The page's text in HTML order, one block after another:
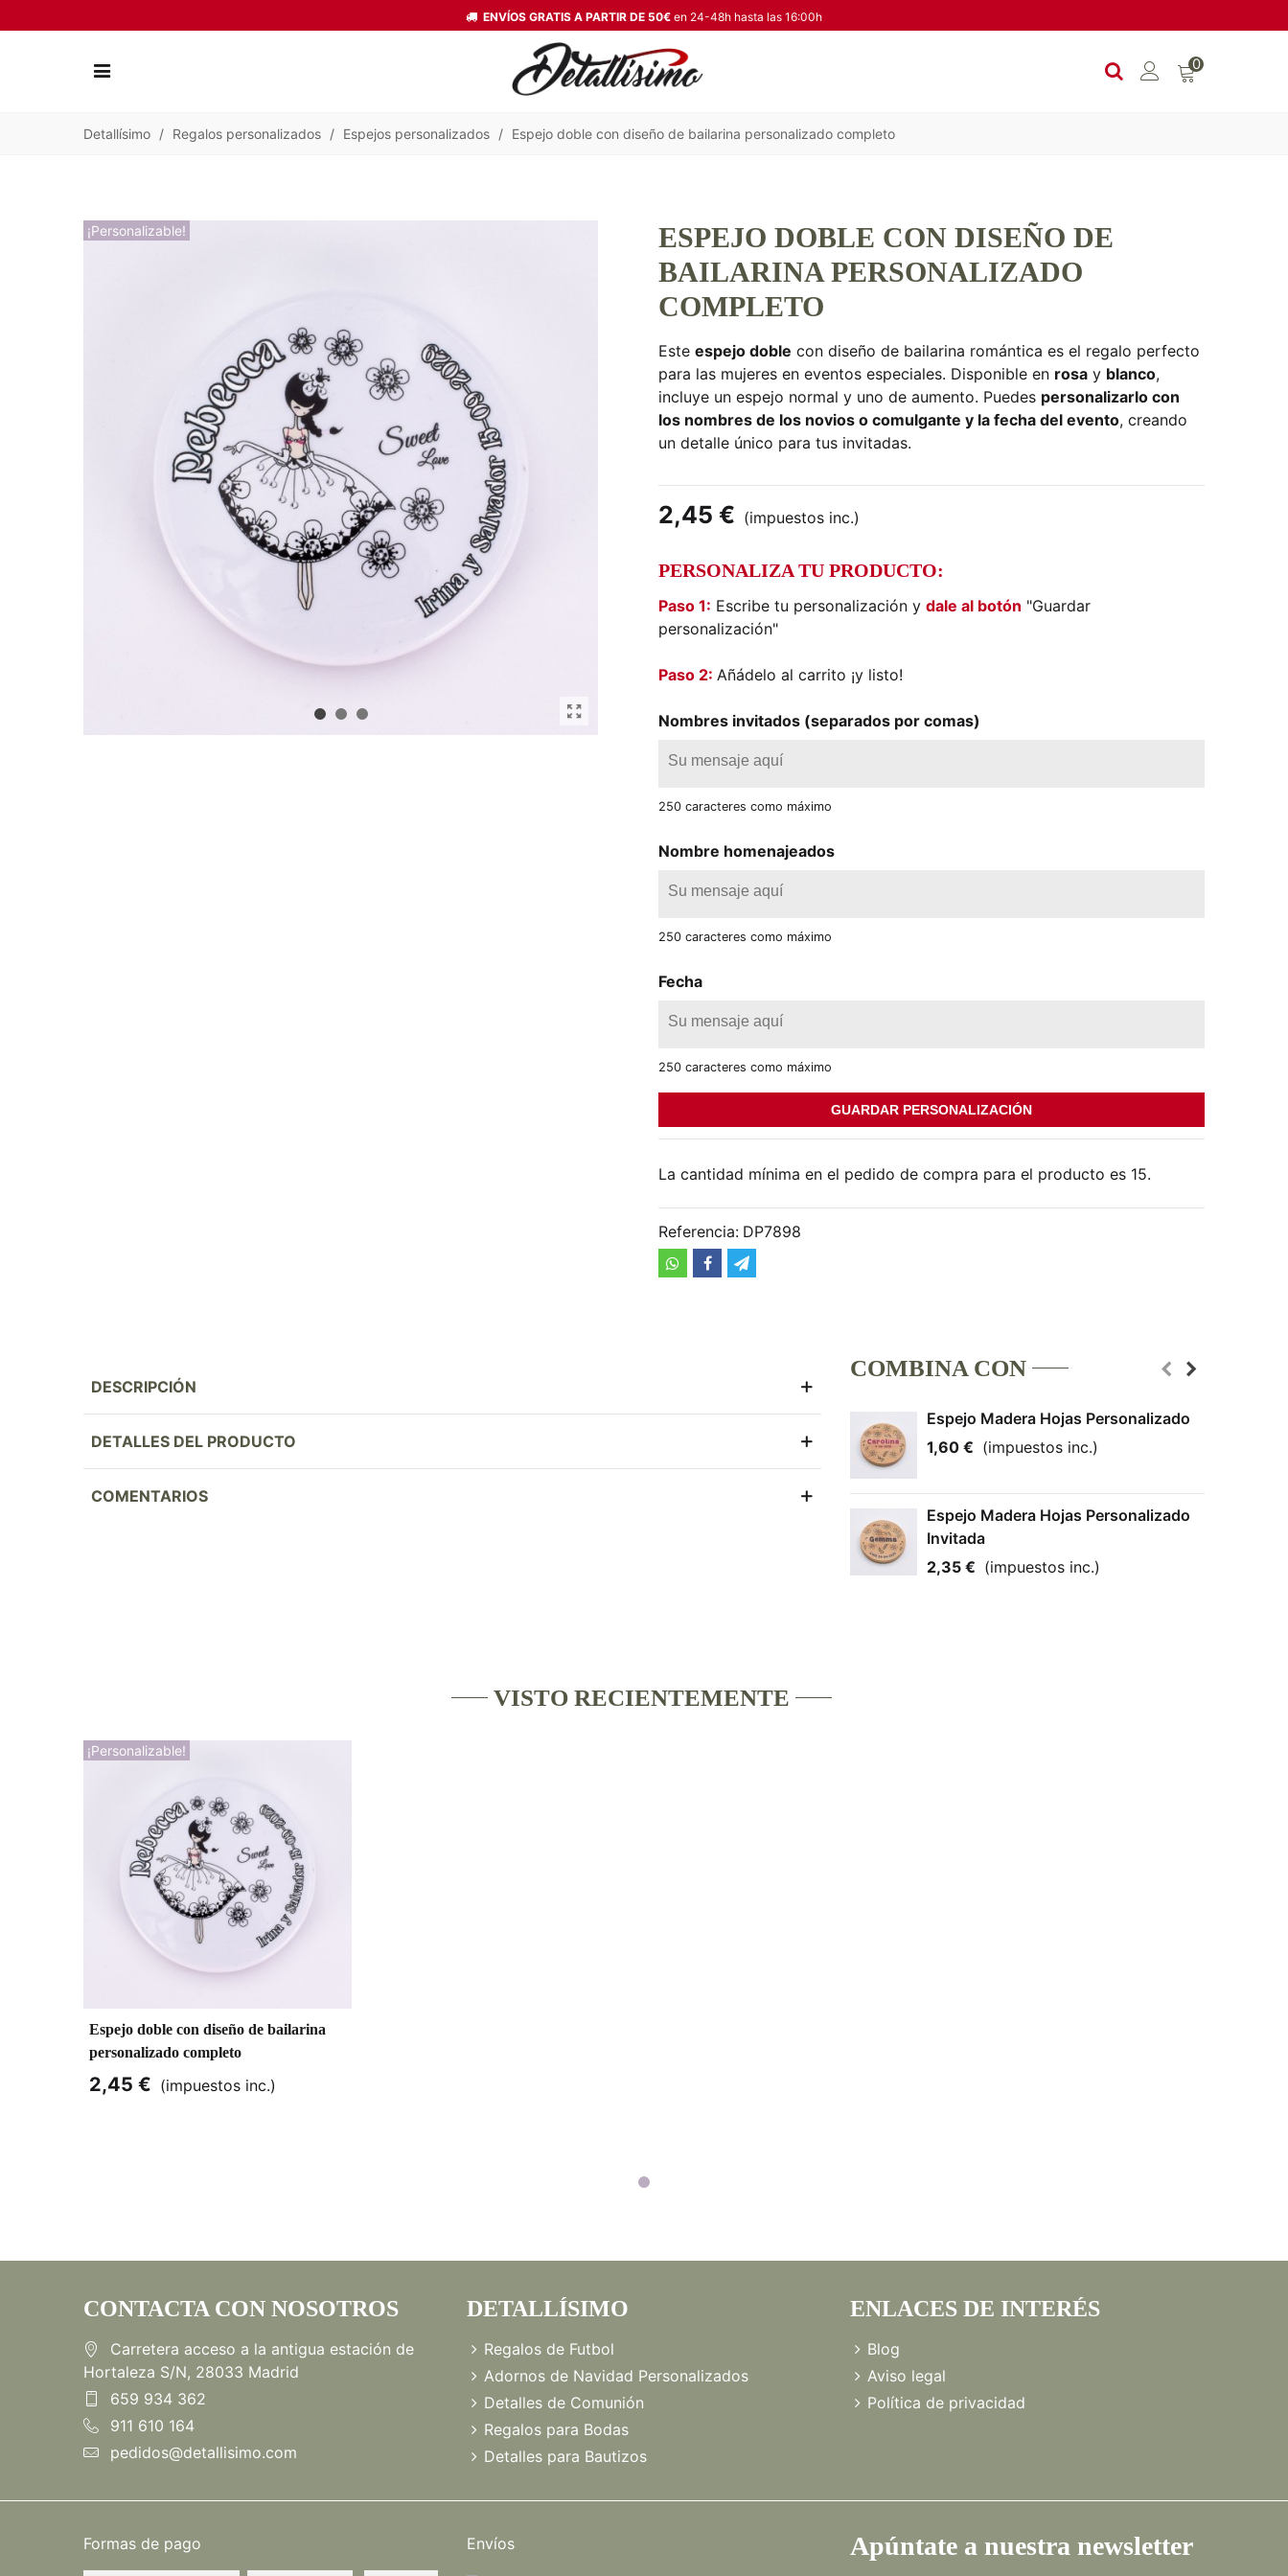
ENVÍOS GRATIS A PARTIR DE 50€ en 24-48h hasta las 16:00h
0
Detallísimo / Regalos personalizados / Espejos personalizados / Espejo doble con diseño de bailarina personalizado completo
¡Personalizable!
ESPEJO DOBLE CON DISEÑO DE
BAILARINA PERSONALIZADO
COMPLETO
Este espejo doble con diseño de bailarina romántica es el regalo perfecto
para las mujeres en eventos especiales. Disponible en rosa y blanco,
incluye un espejo normal y uno de aumento. Puedes personalizarlo con
los nombres de los novios o comulgante y la fecha del evento, creando
un detalle único para tus invitadas.
2,45 € (impuestos inc.)
PERSONALIZA TU PRODUCTO:
Paso 1: Escribe tu personalización y dale al botón "Guardar
personalización"
Paso 2: Añádelo al carrito ¡y listo!
Nombres invitados (separados por comas)
250 caracteres como máximo
Nombre homenajeados
250 caracteres como máximo
Fecha
250 caracteres como máximo
GUARDAR PERSONALIZACIÓN
La cantidad mínima en el pedido de compra para el producto es 15.
Referencia: DP7898
DESCRIPCIÓN
DETALLES DEL PRODUCTO
COMENTARIOS
COMBINA CON
Espejo Madera Hojas Personalizado
1,60 € (impuestos inc.)
Espejo Madera Hojas Personalizado
Invitada
2,35 € (impuestos inc.)
VISTO RECIENTEMENTE
¡Personalizable!
Espejo doble con diseño de bailarina
personalizado completo
2,45 € (impuestos inc.)
CONTACTA CON NOSOTROS
Carretera acceso a la antigua estación de
Hortaleza S/N, 28033 Madrid
659 934 362
911 610 164
pedidos@detallisimo.com
DETALLÍSIMO
Regalos de Futbol
Adornos de Navidad Personalizados
Detalles de Comunión
Regalos para Bodas
Detalles para Bautizos
ENLACES DE INTERÉS
Blog
Aviso legal
Política de privacidad
Formas de pago Envíos Apúntate a nuestra newsletter